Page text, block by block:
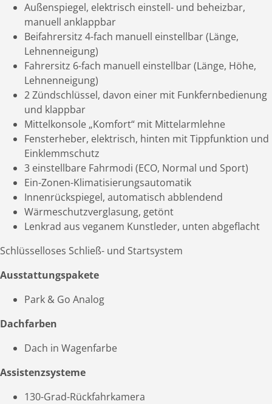
Außenspiegel, elektrisch einstell- und beheizbar,
manuell anklappbar
Beifahrersitz 4-fach manuell einstellbar (Länge,
Lehnenneigung)
Fahrersitz 6-fach manuell einstellbar (Länge, Höhe,
Lehnenneigung)
2 Zündschlüssel, davon einer mit Funkfernbedienung
und klappbar
Mittelkonsole „Komfort“ mit Mittelarmlehne
Fensterheber, elektrisch, hinten mit Tippfunktion und
Einklemmschutz
3 einstellbare Fahrmodi (ECO, Normal und Sport)
Ein-Zonen-Klimatisierungsautomatik
Innenrückspiegel, automatisch abblendend
Wärmeschutzverglasung, getönt
Lenkrad aus veganem Kunstleder, unten abgeflacht
Schlüsselloses Schließ- und Startsystem
Ausstattungspakete
Park & Go Analog
Dachfarben
Dach in Wagenfarbe
Assistenzsysteme
130-Grad-Rückfahrkamera